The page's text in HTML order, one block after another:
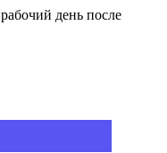
день после